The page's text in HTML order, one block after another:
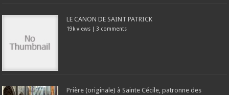
LE CANON DE SAINT PATRICK
19k views 3 comments
Prière (originale) à Sainte Cécile, patronne des